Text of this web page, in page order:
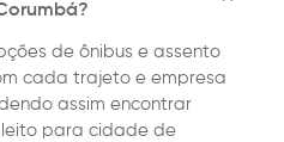
de ônibus e assento
cada trajeto e empresa
assim encontrar
para cidade de